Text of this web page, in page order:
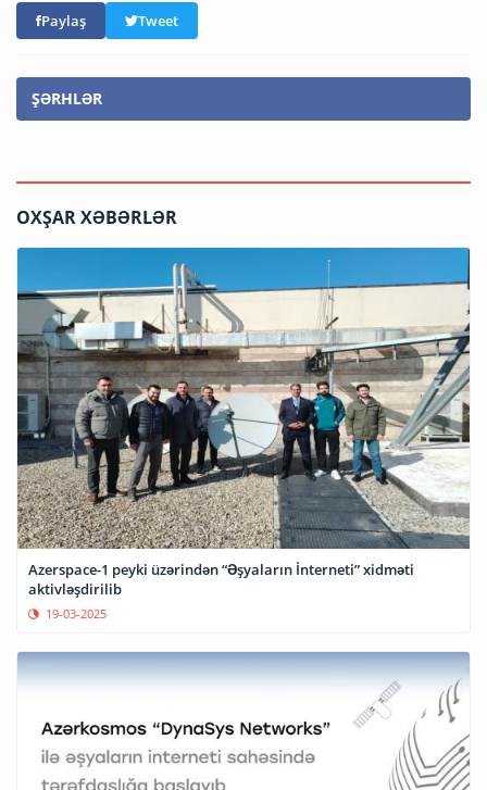
Paylaş Tweet
ŞƏRHLƏR
OXŞAR XƏBƏRLƏR
Azerspace-1 peyki üzərindən “Əşyaların İnterneti” xidməti
aktivləşdirilib
19-03-2025